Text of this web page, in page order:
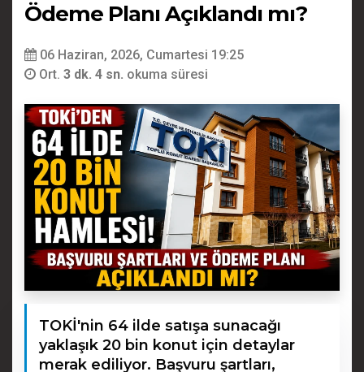
Ödeme Planı Açıklandı mı?
06 Haziran, 2026, Cumartesi 19:25
Ort. 3 dk. 4 sn. okuma süresi
TOKİ'nin 64 ilde satışa sunacağı
yaklaşık 20 bin konut için detaylar
merak ediliyor. Başvuru şartları,